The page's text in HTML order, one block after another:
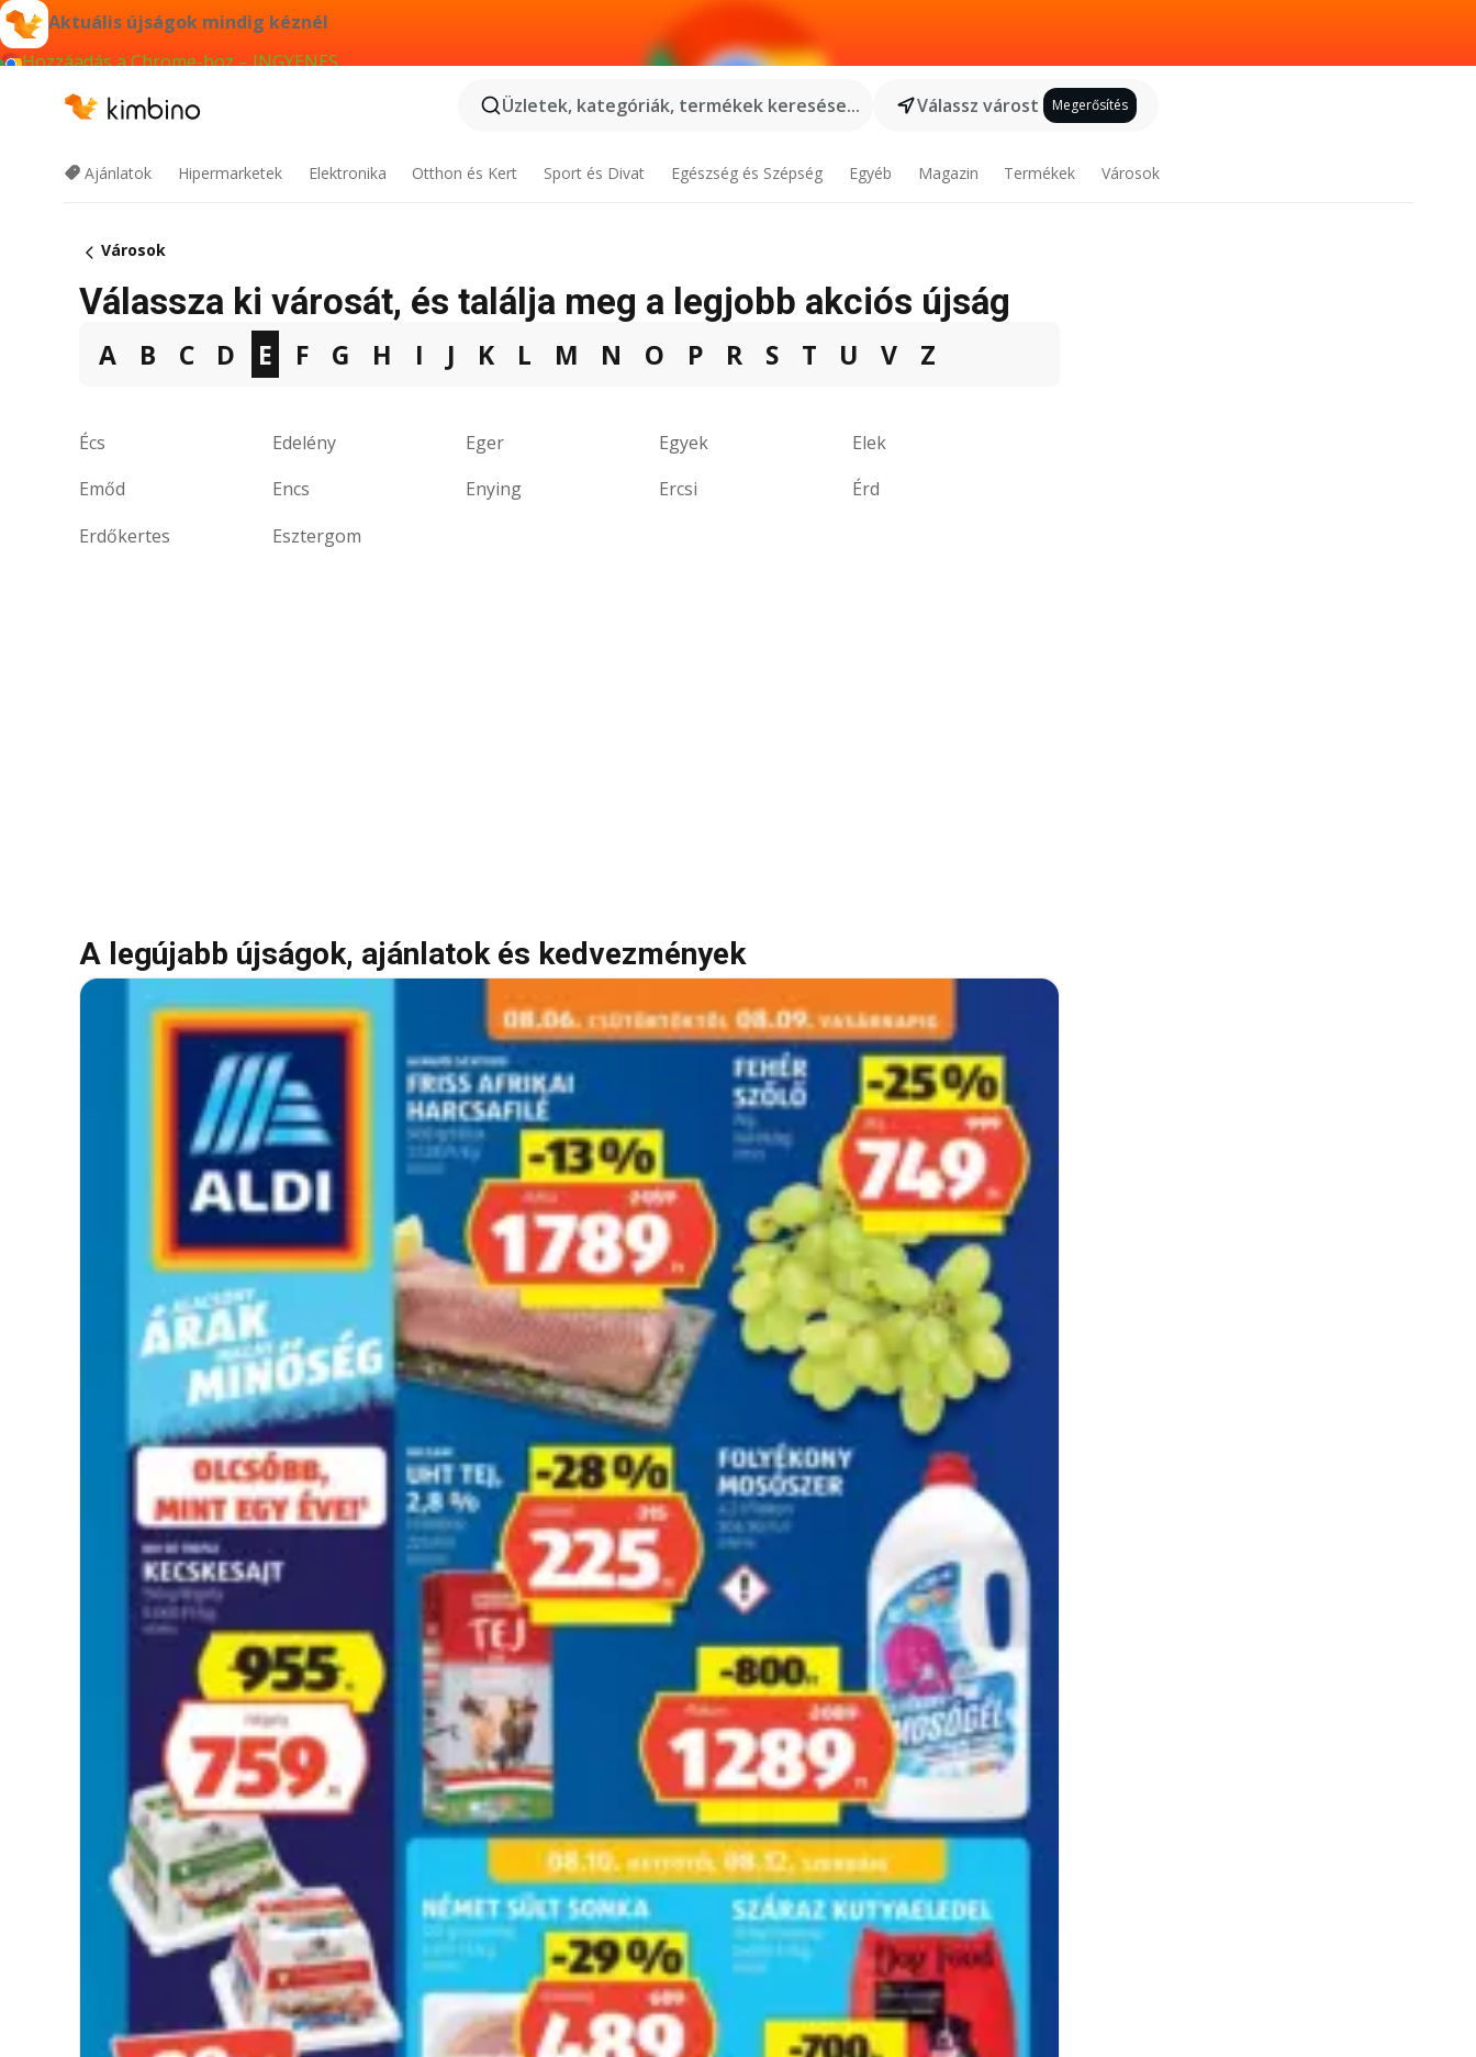
Aktuális újságok mindig kéznél
Hozzáadás a Chrome-hoz – INGYENES
Üzletek, kategóriák, termékek keresése...
Válassz várost Megerősítés
Ajánlatok Hipermarketek Elektronika Otthon és Kert Sport és Divat Egészség és Szépség Egyéb Magazin Termékek Városok
Városok
Válassza ki városát, és találja meg a legjobb akciós újság
A B C D E F G H I J K L M N O P R S T U V Z
Écs Edelény Eger Egyek
Elek
Emőd
Encs Enying Ercsi
Érd
Erdőkertes
Esztergom
A legújabb újságok, ajánlatok és kedvezmények